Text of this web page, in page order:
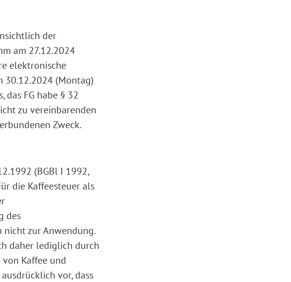
der
am 27.12.2024
elektronische
30.12.2024 (Montag)
FG habe § 32
zu vereinbarenden
Zweck.
(BGBl I 1992,
die Kaffeesteuer als
des
zur Anwendung.
daher lediglich durch
von Kaffee und
vor, dass